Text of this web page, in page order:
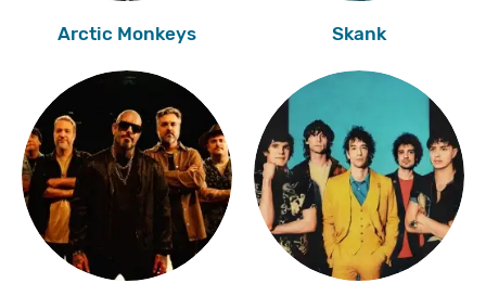
Arctic Monkeys Skank